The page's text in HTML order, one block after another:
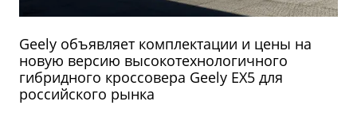
Geely объявляет комплектации и цены на
новую версию высокотехнологичного
гибридного кроссовера Geely EX5 для
российского рынка